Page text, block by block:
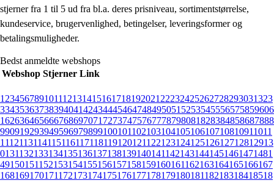
stjerner fra 1 til 5 ud fra bl.a. deres prisniveau, sortimentstørrelse,
kundeservice, brugervenlighed, betingelser, leveringsformer og
betalingsmuligheder.
Bedst anmeldte webshops
Webshop Stjerner Link
1 23456789101112131415161718192021 22232425262728293031323
3343536373839404142434445464748495051 5253545556575859606
162636465666768697071 72737475767778798081828384858687888
99091929394959697989910010110210310410510610710810911011
1 11211311411511611711811912012112212312412512612712812913
01311321331341351361371381391401411421431441451461471481
49150151152153154155156157158159160161162163164165166167
16816917017117217317417517617717817918018118218318418518